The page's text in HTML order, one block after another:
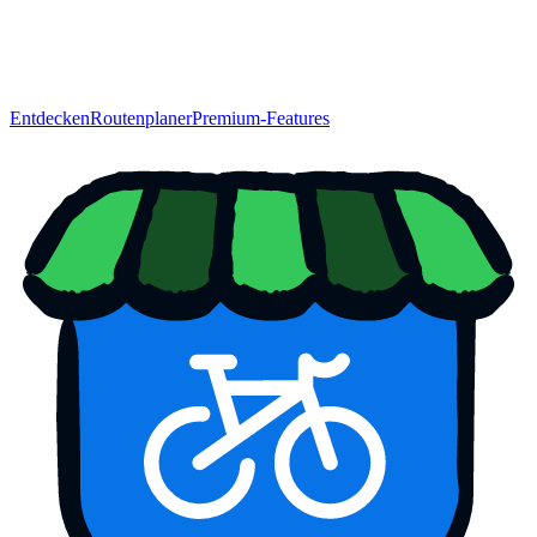
EntdeckenRoutenplanerPremium-Features